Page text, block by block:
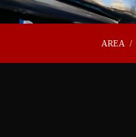
AREA /